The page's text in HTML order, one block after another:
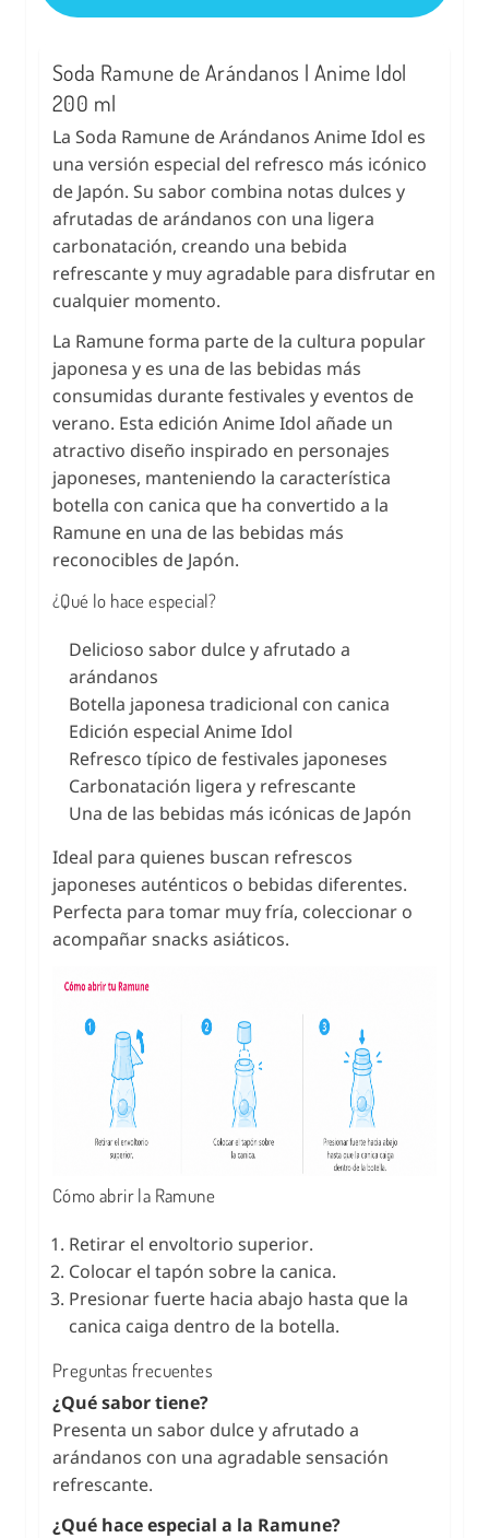
Soda Ramune de Arándanos | Anime Idol
200 ml
La Soda Ramune de Arándanos Anime Idol es
una versión especial del refresco más icónico
de Japón. Su sabor combina notas dulces y
afrutadas de arándanos con una ligera
carbonatación, creando una bebida
refrescante y muy agradable para disfrutar en
cualquier momento.
La Ramune forma parte de la cultura popular
japonesa y es una de las bebidas más
consumidas durante festivales y eventos de
verano. Esta edición Anime Idol añade un
atractivo diseño inspirado en personajes
japoneses, manteniendo la característica
botella con canica que ha convertido a la
Ramune en una de las bebidas más
reconocibles de Japón.
¿Qué lo hace especial?
Delicioso sabor dulce y afrutado a
arándanos
Botella japonesa tradicional con canica
Edición especial Anime Idol
Refresco típico de festivales japoneses
Carbonatación ligera y refrescante
Una de las bebidas más icónicas de Japón
Ideal para quienes buscan refrescos
japoneses auténticos o bebidas diferentes.
Perfecta para tomar muy fría, coleccionar o
acompañar snacks asiáticos.
Cómo abrir la Ramune
Retirar el envoltorio superior.
Colocar el tapón sobre la canica.
Presionar fuerte hacia abajo hasta que la
canica caiga dentro de la botella.
Preguntas frecuentes
¿Qué sabor tiene?
Presenta un sabor dulce y afrutado a
arándanos con una agradable sensación
refrescante.
¿Qué hace especial a la Ramune?